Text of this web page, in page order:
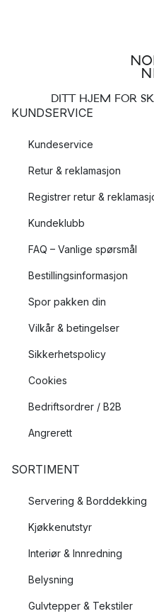
DITT HJEM FOR
KUNDSERVICE
Kundeservice
Retur & reklamasjon
Registrer retur &
Kundeklubb
FAQ – Vanlige spørsmål
Bestillingsinformasjon
Spor pakken din
Vilkår & betingelser
Sikkerhetspolicy
Cookies
Bedriftsordrer / B2B
Angrerett
SORTIMENT
Servering & Borddekking
Kjøkkenutstyr
Interiør & Innredning
Belysning
Gulvtepper & Tekstiler